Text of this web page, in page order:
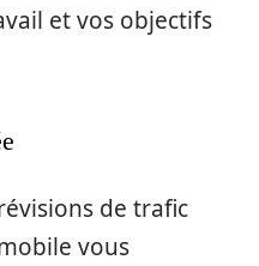
et vos objectifs
de trafic
vous